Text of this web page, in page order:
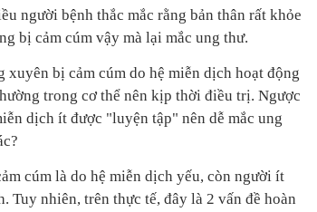
người bệnh thắc mắc rằng bản thân rất khỏe
bị cảm cúm vậy mà lại mắc ung thư.
bị cảm cúm do hệ miễn dịch hoạt động
trong cơ thể nên kịp thời điều trị. Ngược
dịch ít được "luyện tập" nên dễ mắc ung
cúm là do hệ miễn dịch yếu, còn người ít
Tuy nhiên, trên thực tế, đây là 2 vấn đề hoàn